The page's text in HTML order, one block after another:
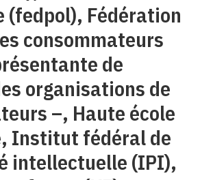
(fedpol), Fédération
consommateurs
de
organisations de
–, Haute école
Institut fédéral de
intellectuelle (IPI),